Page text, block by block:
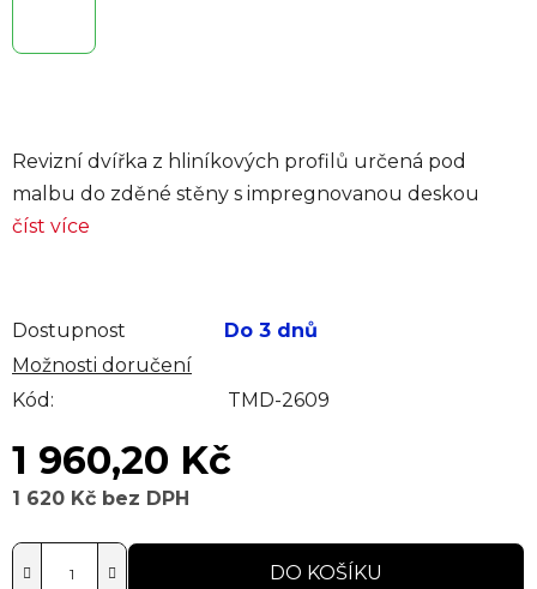
Revizní dvířka z hliníkových profilů určená pod
malbu do zděné stěny s impregnovanou deskou
číst více
Dostupnost
Do 3 dnů
Možnosti doručení
Kód:
TMD-2609
1 960,20 Kč
1 620 Kč bez DPH
DO KOŠÍKU